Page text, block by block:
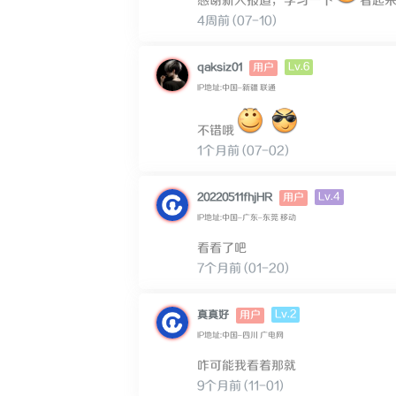
4周前 (07-10)
qaksiz01 用户 Lv.6
IP地址:中国–新疆 联通
不错哦
1个月前 (07-02)
20220511fhjHR 用户 Lv.4
IP地址:中国–广东–东莞 移动
看看了吧
7个月前 (01-20)
真真好 用户 Lv.2
IP地址:中国–四川 广电网
咋可能我看着那就
9个月前 (11-01)